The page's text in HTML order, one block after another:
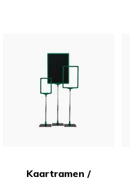
Kaartramen /